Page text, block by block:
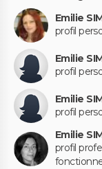
Emilie
profil
Emilie
profil
Emilie
profil
Emilie
profil